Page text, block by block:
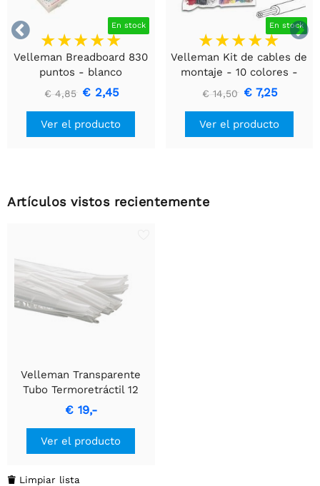

 En stock
Velleman Breadboard 830
puntos - blanco
€ 4,85 € 2,45
Ver el producto
En stock
Velleman Kit de cables de
montaje - 10 colores -
60m - multinúcleo
€ 14,50 € 7,25
Ver el producto
Artículos vistos recientemente
Velleman Transparente
Tubo Termoretráctil 12
mm – Solución Universal
€ 19,-
Ver el producto
 Limpiar lista